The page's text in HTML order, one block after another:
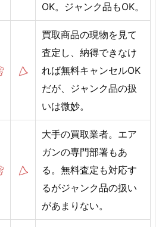
OK。ジャンク品もOK。
買取商品の現物を見て
査定し、納得できなけ
れば無料キャンセルOK
だが、ジャンク品の扱
いは微妙。
大手の買取業者。エア
ガンの専門部署もあ
る。無料査定も対応す
るがジャンク品の扱い
があまりない。